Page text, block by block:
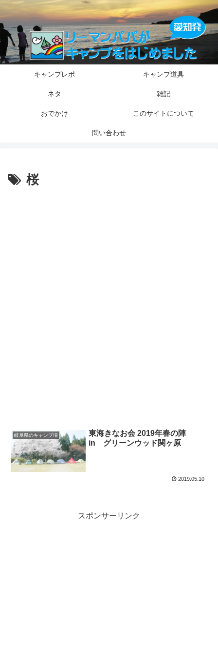
キャンプレポ キャンプ道具
ネタ 雑記
おでかけ このサイトについて
問い合わせ
桜
岐阜県のキャンプ場
東海きなお会 2019年春の陣
in グリーンウッド関ヶ原
2019.05.10
スポンサーリンク